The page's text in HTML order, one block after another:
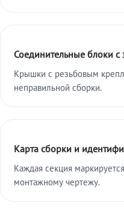
Соединительные блоки
Крышки с резьбовым
неправильной сборки.
Карта сборки и
Каждая секция
монтажному чертежу.